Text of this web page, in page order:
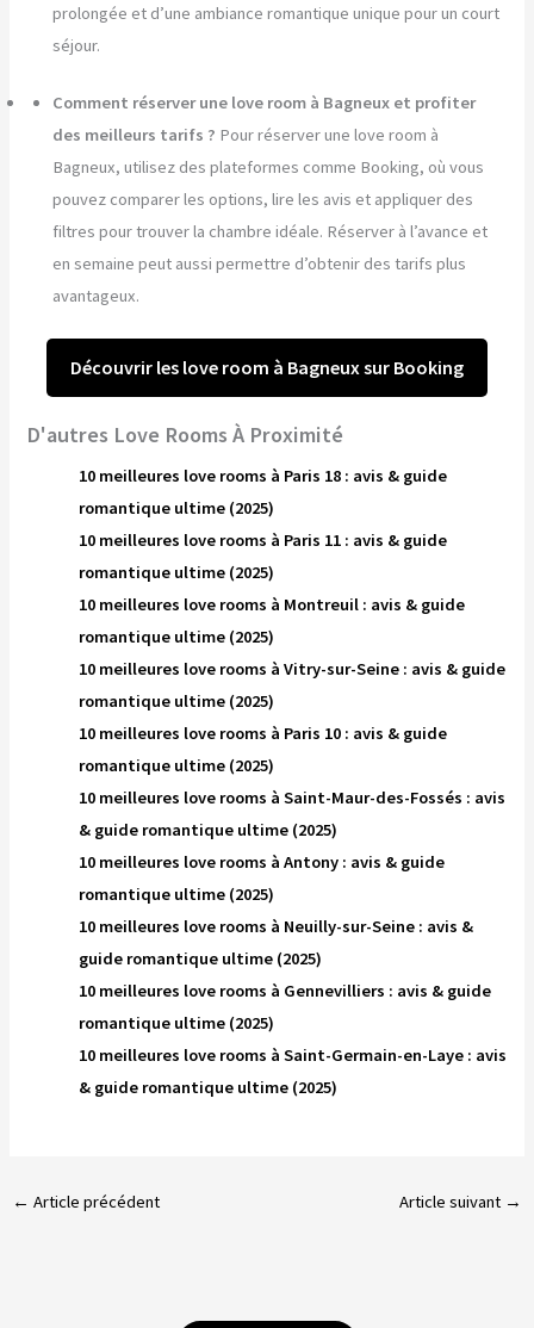
prolongée et d’une ambiance romantique unique pour un court
séjour.
Comment réserver une love room à Bagneux et profiter
des meilleurs tarifs ? Pour réserver une love room à
Bagneux, utilisez des plateformes comme Booking, où vous
pouvez comparer les options, lire les avis et appliquer des
filtres pour trouver la chambre idéale. Réserver à l’avance et
en semaine peut aussi permettre d’obtenir des tarifs plus
avantageux.
Découvrir les love room à Bagneux sur Booking
D'autres Love Rooms À Proximité
10 meilleures love rooms à Paris 18 : avis & guide
romantique ultime (2025)
10 meilleures love rooms à Paris 11 : avis & guide
romantique ultime (2025)
10 meilleures love rooms à Montreuil : avis & guide
romantique ultime (2025)
10 meilleures love rooms à Vitry-sur-Seine : avis & guide
romantique ultime (2025)
10 meilleures love rooms à Paris 10 : avis & guide
romantique ultime (2025)
10 meilleures love rooms à Saint-Maur-des-Fossés : avis
& guide romantique ultime (2025)
10 meilleures love rooms à Antony : avis & guide
romantique ultime (2025)
10 meilleures love rooms à Neuilly-sur-Seine : avis &
guide romantique ultime (2025)
10 meilleures love rooms à Gennevilliers : avis & guide
romantique ultime (2025)
10 meilleures love rooms à Saint-Germain-en-Laye : avis
& guide romantique ultime (2025)
← Article précédent Article suivant →